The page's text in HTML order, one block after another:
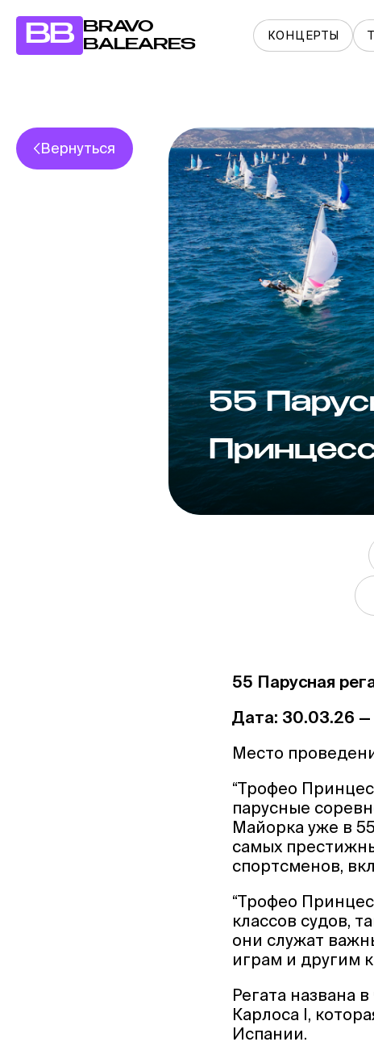
BB
BRAVO
BALEARES
КОНЦЕРТЫ
Вернуться
55
55 Парусная
Дата: 30.03.26
Место
“Трофео
парусные
Майорка уже в
самых
спортсменов,
“Трофео
классов судов,
они служат
играм и другим
Регата названа
Карлоса I,
Испании.